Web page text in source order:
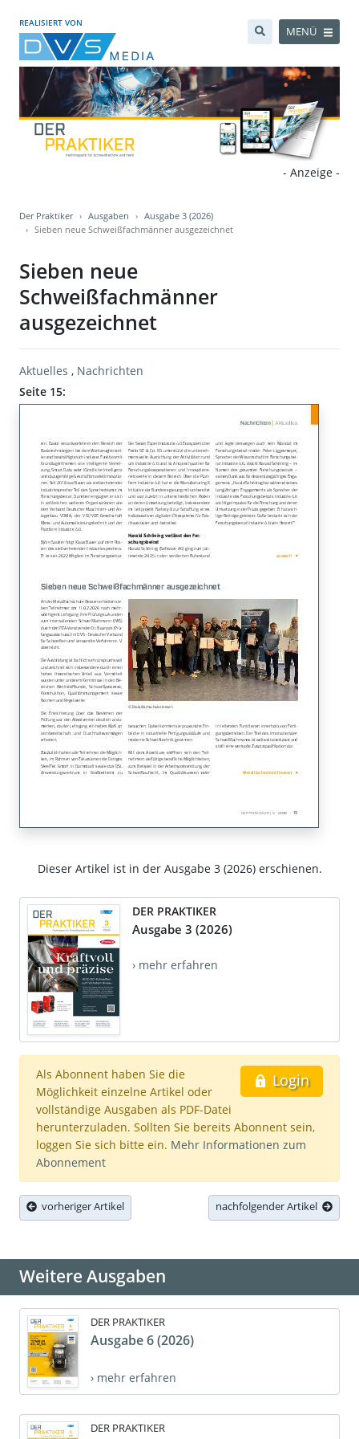
REALISIERT VON
MENÜ
- Anzeige -
Der Praktiker Ausgaben
Ausgabe 3 (2026)
Sieben neue Schweißfachmänner ausgezeichnet
Sieben neue
Schweißfachmänner
ausgezeichnet
Aktuelles , Nachrichten
Seite 15:
Dieser Artikel ist in der Ausgabe 3 (2026) erschienen.
DER PRAKTIKER
Ausgabe 3 (2026)
› mehr erfahren
Login
Als Abonnent haben Sie die
Möglichkeit einzelne Artikel oder
vollständige Ausgaben als PDF-Datei
herunterzuladen. Sollten Sie bereits Abonnent sein,
loggen Sie sich bitte ein. Mehr Informationen zum
Abonnement
vorheriger Artikel nachfolgender Artikel
Weitere Ausgaben
DER PRAKTIKER
Ausgabe 6 (2026)
› mehr erfahren
DER PRAKTIKER